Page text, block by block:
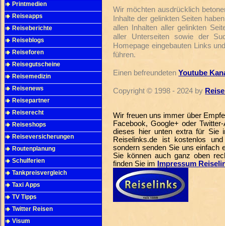
Printmedien
Reiseapps
Reiseberichte
Reiseblogs
Reiseforen
Reisegutscheine
Reisemedizin
Reisenews
Reisepartner
Reiserecht
Reiseshops
Reiseversicherungen
Routenplanung
Schulferien
Tankpreisvergleich
Taxi Apps
TV Tipps
Twitter Reisen
Visum
Wir möchten ausdrücklich
Inhalte der gelinkten Seiten
allen Inhalten aller gelinkten
aller Unterseiten sowie der
Homepage eingebauten Links
führen.
Einen befreundetenYoutube
Copyright © 1998 - 2024 by
Wir freuen uns immer über
Facebook, Google+ oder
dieses hier unten extra für Sie
Reiselinks.de ist kostenlos
sondern senden Sie uns einfach
Sie können auch ganz oben
finden Sie im Impressum